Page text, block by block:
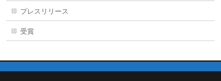
プレスリリース
受賞